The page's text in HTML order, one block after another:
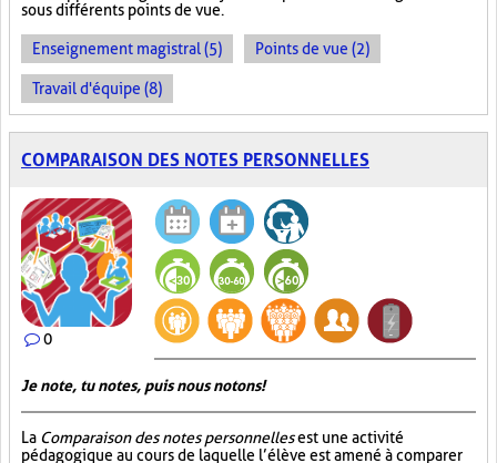
sous différents points de vue.
Enseignement magistral (5) Points de vue (2)
Travail d'équipe (8)
COMPARAISON DES NOTES PERSONNELLES
0
Je note, tu notes, puis nous notons!
La Comparaison des notes personnellesest une activité
pédagogique au cours de laquelle l’élève est amené à comparer